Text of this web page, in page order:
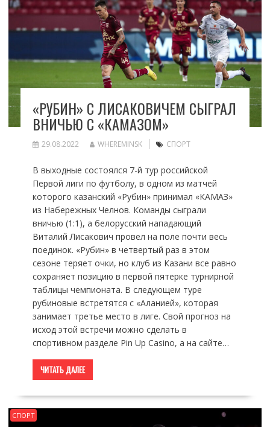
«РУБИН» С ЛИСАКОВИЧЕМ СЫГРАЛ
ВНИЧЬЮ С «КАМАЗОМ»
29.08.2022 WHEREMINSK СПОРТ
В выходные состоялся 7-й тур российской
Первой лиги по футболу, в одном из матчей
которого казанский «Рубин» принимал «КАМАЗ»
из Набережных Челнов. Команды сыграли
вничью (1:1), а белорусский нападающий
Виталий Лисакович провел на поле почти весь
поединок. «Рубин» в четвертый раз в этом
сезоне теряет очки, но клуб из Казани все равно
сохраняет позицию в первой пятерке турнирной
таблицы чемпионата. В следующем туре
рубиновые встретятся с «Аланией», которая
занимает третье место в лиге. Свой прогноз на
исход этой встречи можно сделать в
спортивном разделе Pin Up Casino, а на сайте…
ЧИТАТЬ ДАЛЕЕ
СПОРТ